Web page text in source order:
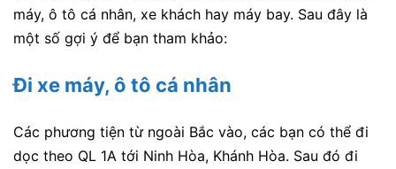
máy, ô tô cá nhân, xe khách hay máy bay. Sau đây là
một số gợi ý để bạn tham khảo:
Đi xe máy, ô tô cá nhân
Các phương tiện từ ngoài Bắc vào, các bạn có thể đi
dọc theo QL 1A tới Ninh Hòa, Khánh Hòa. Sau đó đi